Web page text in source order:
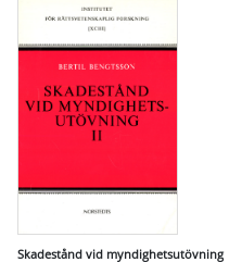
Skadestånd vid myndighetsutövning